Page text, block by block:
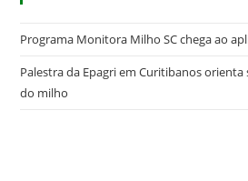
Programa Monitora Milho SC chega ao
Palestra da Epagri em Curitibanos
do milho